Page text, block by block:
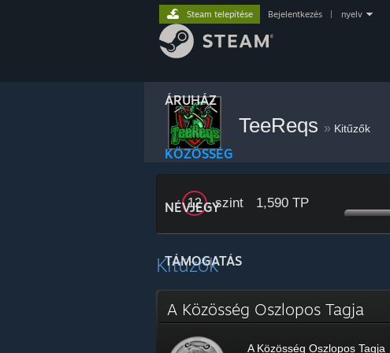
ÁRUHÁZ
KÖZÖSSÉG
NÉVJEGY
TÁMOGATÁS
Steam telepítése Bejelentkezés nyelv
TeeReqs » Kitűzők
12 . szint 1,590 TP
Kitűzők
A Közösség Oszlopos Tagja
A Közösség Oszlopos Tagja